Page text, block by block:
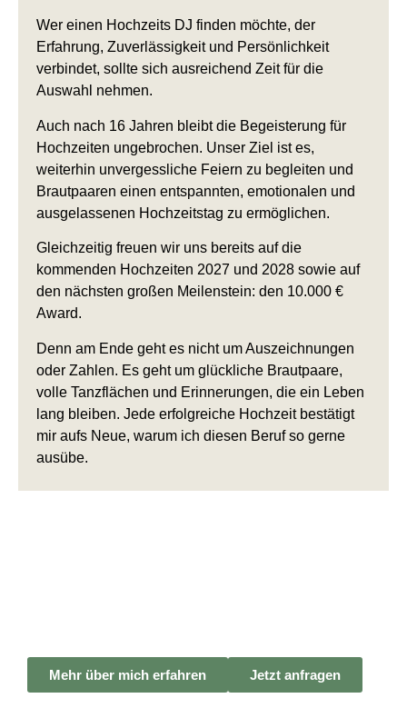
Wer einen Hochzeits DJ finden möchte, der
Erfahrung, Zuverlässigkeit und Persönlichkeit
verbindet, sollte sich ausreichend Zeit für die
Auswahl nehmen.
Auch nach 16 Jahren bleibt die Begeisterung für
Hochzeiten ungebrochen. Unser Ziel ist es,
weiterhin unvergessliche Feiern zu begleiten und
Brautpaaren einen entspannten, emotionalen und
ausgelassenen Hochzeitstag zu ermöglichen.
Gleichzeitig freuen wir uns bereits auf die
kommenden Hochzeiten 2027 und 2028 sowie auf
den nächsten großen Meilenstein: den 10.000 €
Award.
Denn am Ende geht es nicht um Auszeichnungen
oder Zahlen. Es geht um glückliche Brautpaare,
volle Tanzflächen und Erinnerungen, die ein Leben
lang bleiben. Jede erfolgreiche Hochzeit bestätigt
mir aufs Neue, warum ich diesen Beruf so gerne
ausübe.
Mehr über mich erfahren Jetzt anfragen